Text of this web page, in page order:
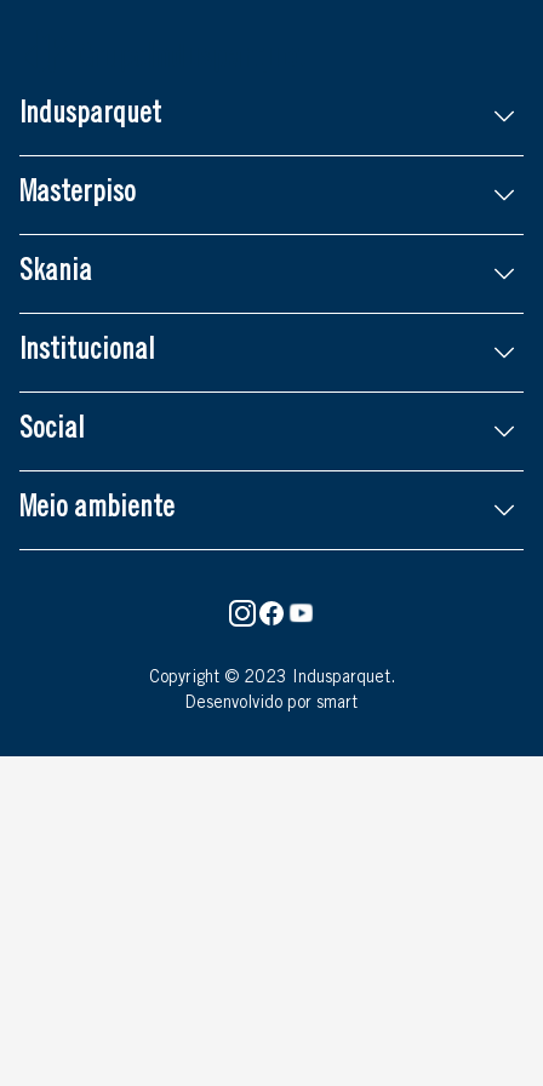
Indusparquet
Masterpiso
Skania
Institucional
Social
Meio ambiente
Copyright © 2023 Indusparquet.
Desenvolvido por smart